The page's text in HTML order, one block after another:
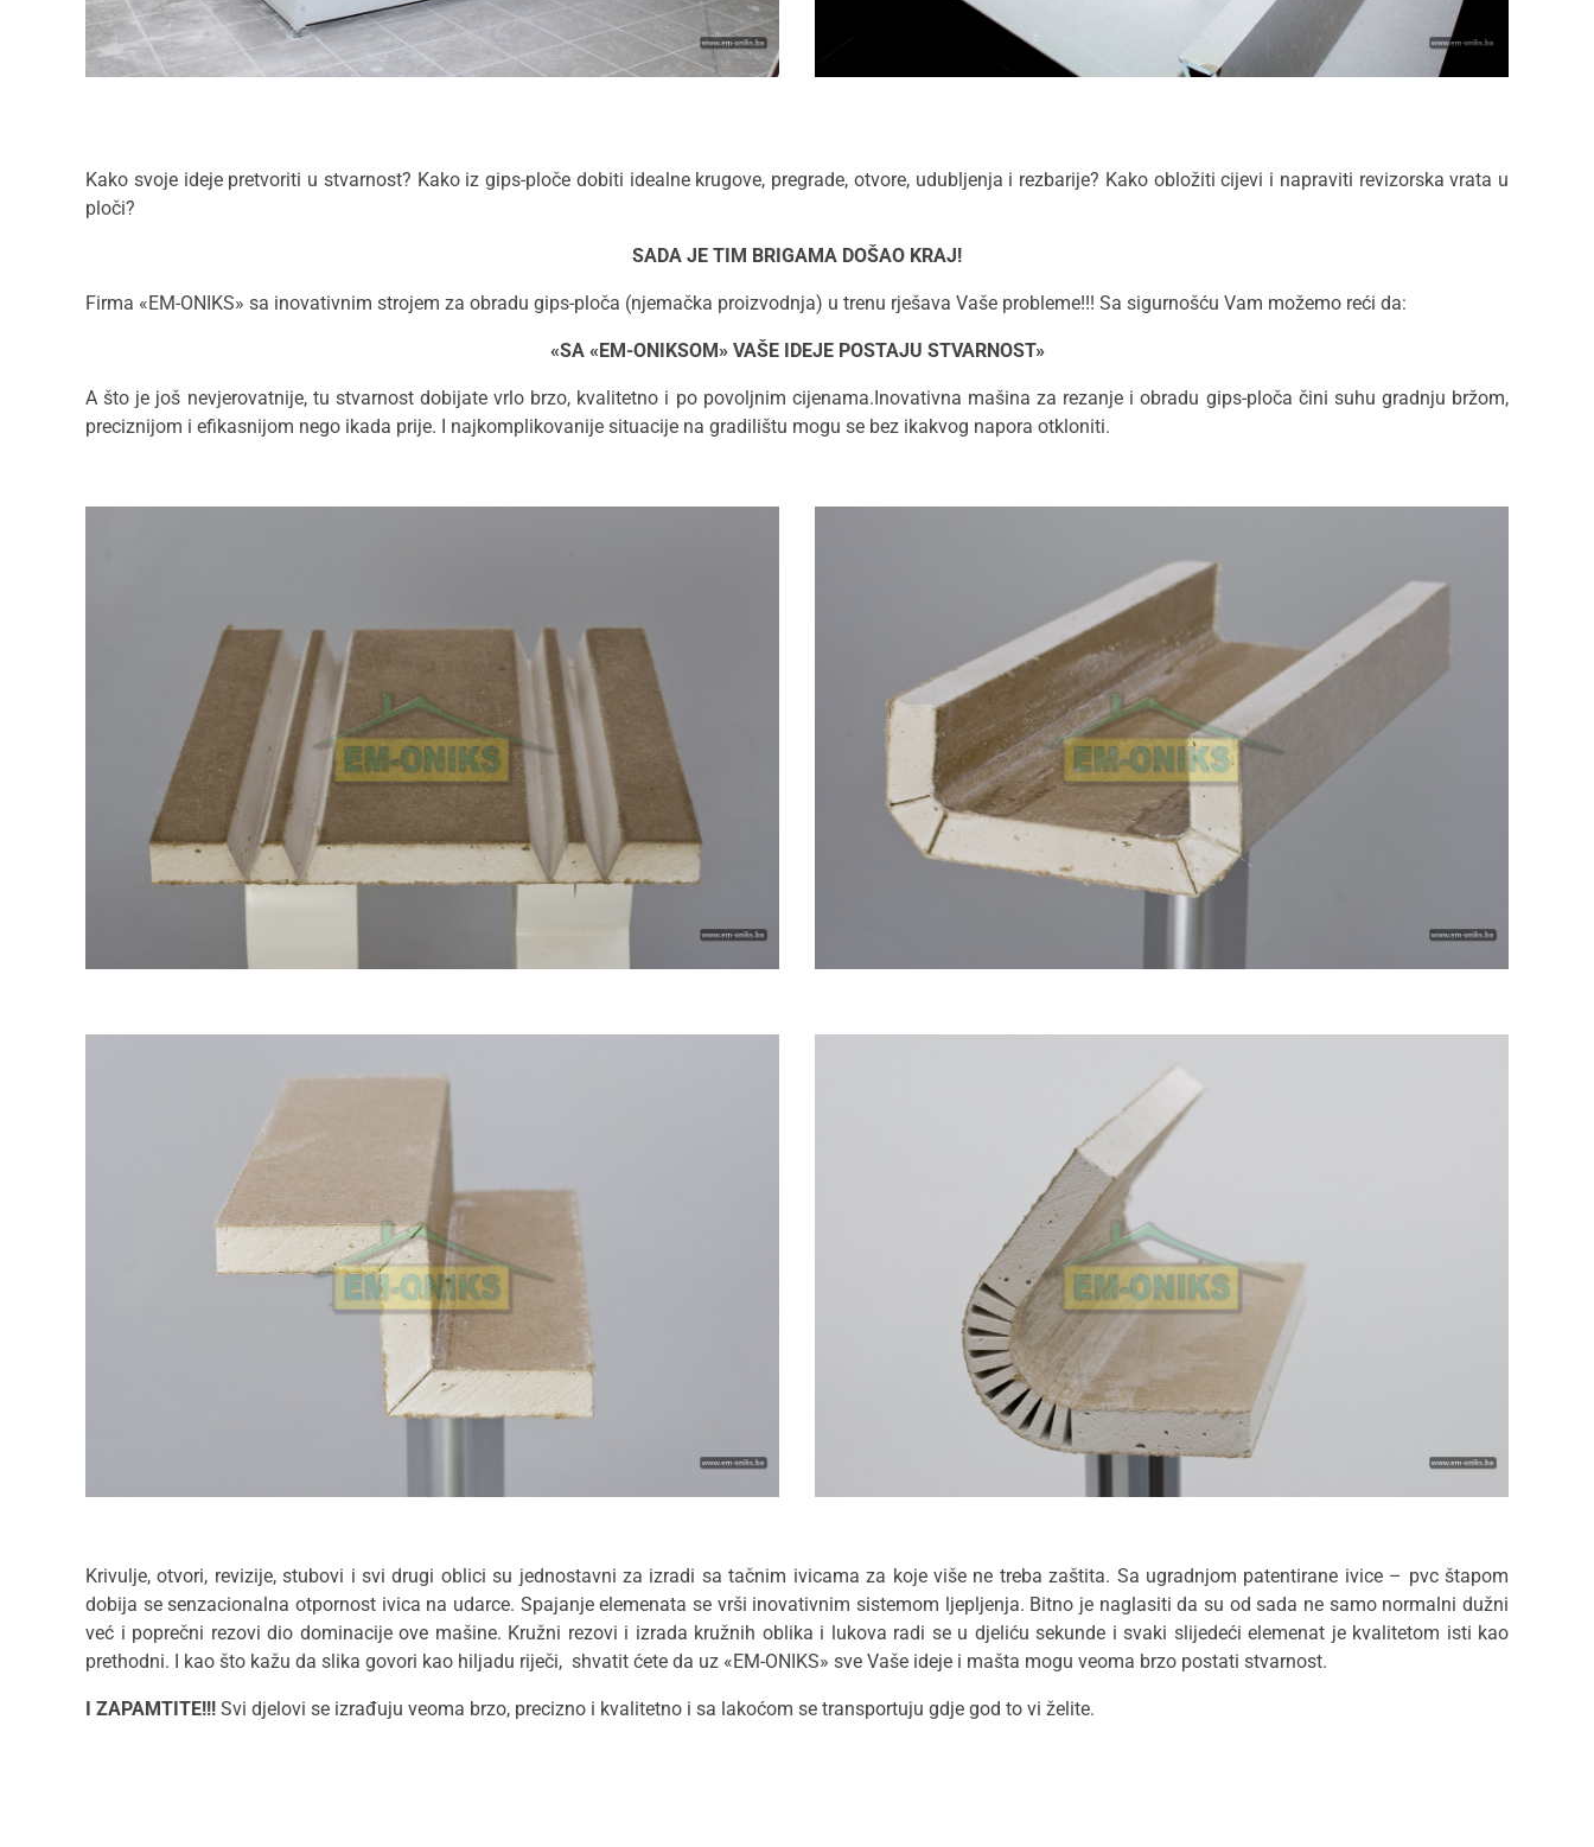
Kako svoje ideje pretvoriti u stvarnost? Kako iz gips-ploče dobiti idealne krugove, pregrade, otvore, udubljenja i rezbarije? Kako obložiti cijevi i napraviti revizorska vrata u
ploči?
SADA JE TIM BRIGAMA DOŠAO KRAJ!
Firma «EM-ONIKS» sa inovativnim strojem za obradu gips-ploča (njemačka proizvodnja) u trenu rješava Vaše probleme!!! Sa sigurnošću Vam možemo reći da:
«SA «EM-ONIKSOM» VAŠE IDEJE POSTAJU STVARNOST»
A što je još nevjerovatnije, tu stvarnost dobijate vrlo brzo, kvalitetno i po povoljnim cijenama.Inovativna mašina za rezanje i obradu gips-ploča čini suhu gradnju bržom,
preciznijom i efikasnijom nego ikada prije. I najkomplikovanije situacije na gradilištu mogu se bez ikakvog napora otkloniti.
Krivulje, otvori, revizije, stubovi i svi drugi oblici su jednostavni za izradi sa tačnim ivicama za koje više ne treba zaštita. Sa ugradnjom patentirane ivice – pvc štapom
dobija se senzacionalna otpornost ivica na udarce. Spajanje elemenata se vrši inovativnim sistemom ljepljenja. Bitno je naglasiti da su od sada ne samo normalni dužni
već i poprečni rezovi dio dominacije ove mašine. Kružni rezovi i izrada kružnih oblika i lukova radi se u djeliću sekunde i svaki slijedeći elemenat je kvalitetom isti kao
prethodni. I kao što kažu da slika govori kao hiljadu riječi, shvatit ćete da uz «EM-ONIKS» sve Vaše ideje i mašta mogu veoma brzo postati stvarnost.
I ZAPAMTITE!!! Svi djelovi se izrađuju veoma brzo, precizno i kvalitetno i sa lakoćom se transportuju gdje god to vi želite.